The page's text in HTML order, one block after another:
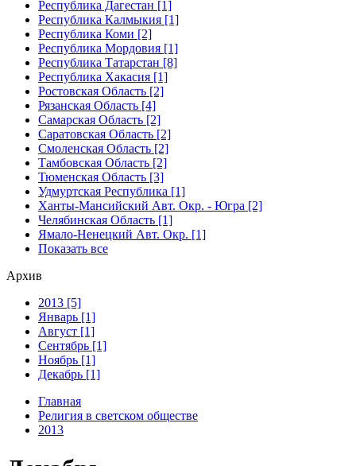
Республика Дагестан [1]
Республика Калмыкия [1]
Республика Коми [2]
Республика Мордовия [1]
Республика Татарстан [8]
Республика Хакасия [1]
Ростовская Область [2]
Рязанская Область [4]
Самарская Область [2]
Саратовская Область [2]
Смоленская Область [2]
Тамбовская Область [2]
Тюменская Область [3]
Удмуртская Республика [1]
Ханты-Мансийский Авт. Окр. - Югра [2]
Челябинская Область [1]
Ямало-Ненецкий Авт. Окр. [1]
Показать все
Архив
2013 [5]
Январь [1]
Август [1]
Сентябрь [1]
Ноябрь [1]
Декабрь [1]
Главная
Религия в светском обществе
2013